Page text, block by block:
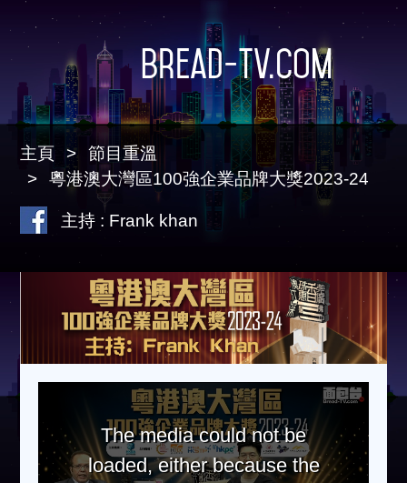
Bread-TV.com
主頁
節目重溫
粵港澳大灣區100強企業品牌大獎2023-24
主持 : Frank khan
The media could not be
loaded, either because the